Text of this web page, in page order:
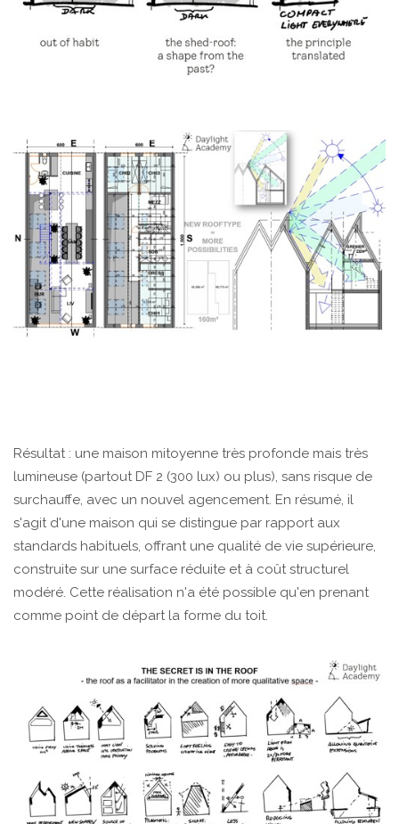
Résultat : une maison mitoyenne très profonde mais très
lumineuse (partout DF 2 (300 lux) ou plus), sans risque de
surchauffe, avec un nouvel agencement. En résumé, il
s'agit d'une maison qui se distingue par rapport aux
standards habituels, offrant une qualité de vie supérieure,
construite sur une surface réduite et à coût structurel
modéré. Cette réalisation n'a été possible qu'en prenant
comme point de départ la forme du toit.